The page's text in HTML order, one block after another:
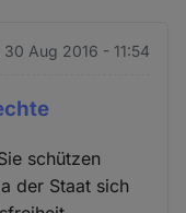
30 Aug 2016 - 11:54
schützen
der Staat sich